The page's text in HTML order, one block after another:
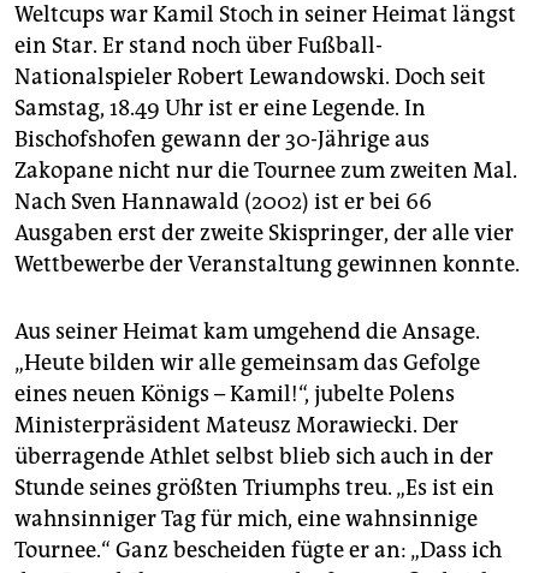
abo
genossenschaft
epaper login
Weltcups war Kamil Stoch in seiner Heimat längst
ein Star. Er stand noch über Fußball-
Nationalspieler Robert Lewandowski. Doch seit
Samstag, 18.49 Uhr ist er eine Legende. In
Bischofshofen gewann der 30-Jährige aus
Zakopane nicht nur die Tournee zum zweiten Mal.
Nach Sven Hannawald (2002) ist er bei 66
Ausgaben erst der zweite Skispringer, der alle vier
Wettbewerbe der Veranstaltung gewinnen konnte.
Aus seiner Heimat kam umgehend die Ansage.
„Heute bilden wir alle gemeinsam das Gefolge
eines neuen Königs – Kamil!“, jubelte Polens
Ministerpräsident Mateusz Morawiecki. Der
überragende Athlet selbst blieb sich auch in der
Stunde seines größten Triumphs treu. „Es ist ein
wahnsinniger Tag für mich, eine wahnsinnige
Tournee.“ Ganz bescheiden fügte er an: „Dass ich